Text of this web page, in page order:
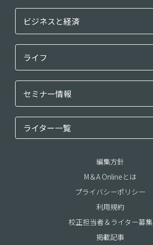
ビジネスと経済
ライフ
セミナー情報
ライター一覧
編集方針
M＆A Onlineとは
プライバシーポリシー
利用規約
校正担当者＆ライター募集
掲載記事